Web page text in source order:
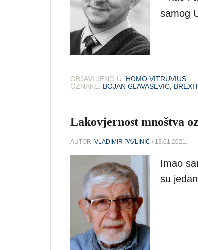
samog
OBJAVLJENO U: HOMO VITRUVIUS
OZNAKE: BOJAN GLAVAŠEVIĆ BREXIT,
Lakovjernost mnoštva
AUTOR: VLADIMIR PAVLINIĆ / 13.01.2021.
Imao
su